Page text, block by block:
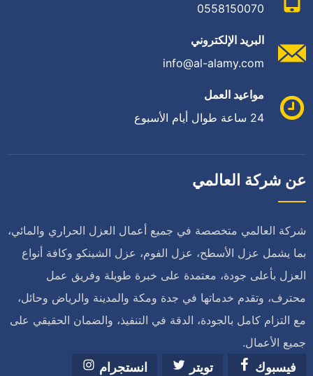
0558150070
البريد الإلكتروني
info@al-alamy.com
مواعيد العمل
24 ساعة طوال أيام الأسبوع
عن شركة العالمي
شركة العالمي متخصصة في جميع أعمال العزل الحراري والمائي،
بما يشمل عزل الأسطح، عزل الفوم، عزل الشينكو وكافة أنواع
العزل بأعلى جودة، معتمدة على خبرة طويلة وفريق عمل
محترف، وتقدم خدماتها في جدة ومكة والمدينة والرياض وحائل،
مع التزام كامل بالجودة، الدقة في التنفيذ، والضمان الحقيقي على
جميع الأعمال.
فيسبوك
تويتر انستجرام